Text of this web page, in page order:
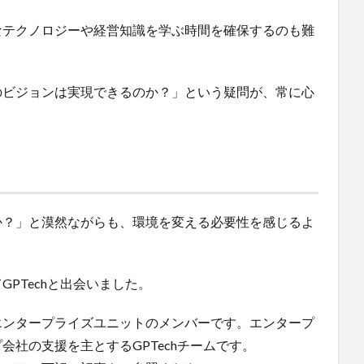
クノロジーや経営知識を学ぶ時間を確保するのも難
ジョンは実現できるのか？」という疑問が、常に心
」と漠然ながらも、環境を変える必要性を感じるよ
と出会いました。
タープライズユニットのメンバーです。エンタープ
社の支援を主とするGPTechチームです。